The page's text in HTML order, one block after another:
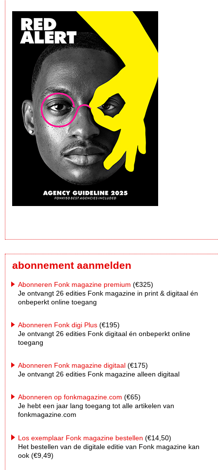
abonnement aanmelden
Abonneren Fonk magazine premium (€325)
Je ontvangt 26 edities Fonk magazine in print & digitaal én
onbeperkt online toegang
Abonneren Fonk digi Plus (€195)
Je ontvangt 26 edities Fonk digitaal én onbeperkt online
toegang
Abonneren Fonk magazine digitaal (€175)
Je ontvangt 26 edities Fonk magazine alleen digitaal
Abonneren op fonkmagazine.com (€65)
Je hebt een jaar lang toegang tot alle artikelen van
fonkmagazine.com
Los exemplaar Fonk magazine bestellen (€14,50)
Het bestellen van de digitale editie van Fonk magazine kan
ook (€9,49)